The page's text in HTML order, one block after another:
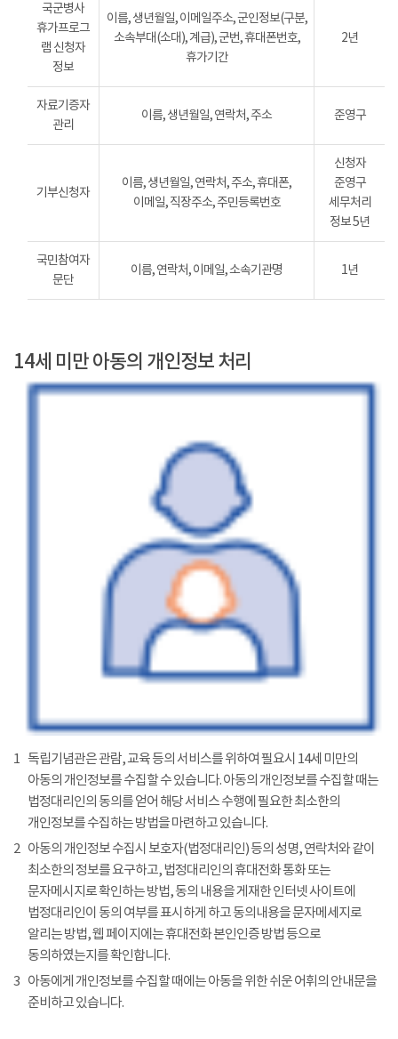
국군병사
휴가프로그
램 신청자
정보
이름, 생년월일, 이메일주소, 군인정보(구분,
소속부대(소대), 계급), 군번, 휴대폰번호,
휴가기간
2년
자료기증자
관리
이름, 생년월일, 연락처, 주소 준영구
기부신청자
이름, 생년월일, 연락처, 주소, 휴대폰,
이메일, 직장주소, 주민등록번호
신청자
준영구
세무처리
정보 5년
국민참여자
문단
이름, 연락처, 이메일, 소속기관명 1년
14세 미만 아동의 개인정보 처리
1 독립기념관은 관람, 교육 등의 서비스를 위하여 필요시 14세 미만의
아동의 개인정보를 수집할 수 있습니다. 아동의 개인정보를 수집할 때는
법정대리인의 동의를 얻어 해당 서비스 수행에 필요한 최소한의
개인정보를 수집하는 방법을 마련하고 있습니다.
2 아동의 개인정보 수집시 보호자(법정대리인) 등의 성명, 연락처와 같이
최소한의 정보를 요구하고, 법정대리인의 휴대전화 통화 또는
문자메시지로 확인하는 방법, 동의 내용을 게재한 인터넷 사이트에
법정대리인이 동의 여부를 표시하게 하고 동의내용을 문자메세지로
알리는 방법, 웹 페이지에는 휴대전화 본인인증 방법 등으로
동의하였는지를 확인합니다.
3 아동에게 개인정보를 수집할 때에는 아동을 위한 쉬운 어휘의 안내문을
준비하고 있습니다.